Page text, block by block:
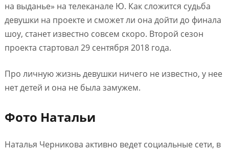
на выданье» на телеканале Ю. Как сложится судьба
девушки на проекте и сможет ли она дойти до финала
шоу, станет известно совсем скоро. Второй сезон
проекта стартовал 29 сентября 2018 года.
Про личную жизнь девушки ничего не известно, у нее
нет детей и она не была замужем.
Фото Натальи
Наталья Черникова активно ведет социальные сети, в